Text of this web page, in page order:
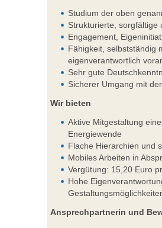
Studium der oben
Strukturierte, sorgfältige
Engagement,
Fähigkeit, selbstständig
eigenverantwortlich
Sehr gute
Sicherer Umgang mit
Wir bieten
Aktive Mitgestaltung
Energiewende
Flache Hierarchien und
Mobiles Arbeiten in
Vergütung: 15,20 Euro
Hohe
Ansprechpartnerin und